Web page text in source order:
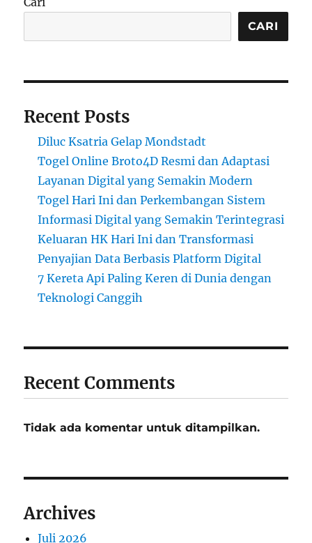
CARI
Recent Posts
Diluc Ksatria Gelap Mondstadt
Togel Online Broto4D Resmi dan Adaptasi
Layanan Digital yang Semakin Modern
Togel Hari Ini dan Perkembangan Sistem
Informasi Digital yang Semakin Terintegrasi
Keluaran HK Hari Ini dan Transformasi
Penyajian Data Berbasis Platform Digital
7 Kereta Api Paling Keren di Dunia dengan
Teknologi Canggih
Recent Comments
Tidak ada komentar untuk ditampilkan.
Archives
Juli 2026